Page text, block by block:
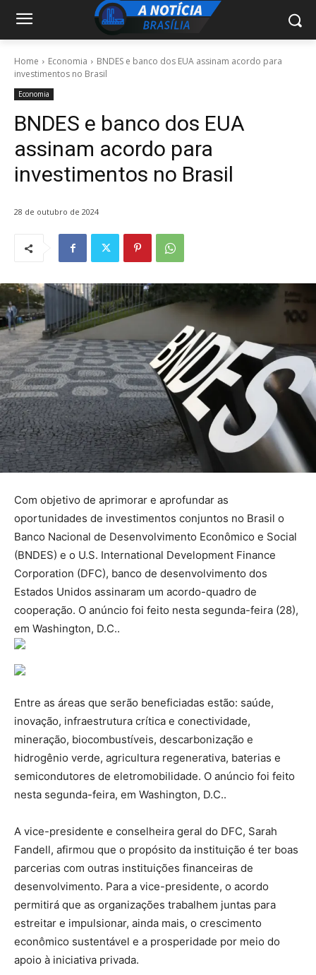
Home Economia
BNDES e banco dos EUA assinam acordo para
investimentos no Brasil
Economia
BNDES e banco dos EUA
assinam acordo para
investimentos no Brasil
28 de outubro de 2024
Com objetivo de aprimorar e aprofundar as
oportunidades de investimentos conjuntos no Brasil o
Banco Nacional de Desenvolvimento Econômico e Social
(BNDES) e o U.S. International Development Finance
Corporation (DFC), banco de desenvolvimento dos
Estados Unidos assinaram um acordo-quadro de
cooperação. O anúncio foi feito nesta segunda-feira (28),
em Washington, D.C..
Entre as áreas que serão beneficiadas estão: saúde,
inovação, infraestrutura crítica e conectividade,
mineração, biocombustíveis, descarbonização e
hidrogênio verde, agricultura regenerativa, baterias e
semicondutores de eletromobilidade. O anúncio foi feito
nesta segunda-feira, em Washington, D.C..
A vice-presidente e conselheira geral do DFC, Sarah
Fandell, afirmou que o propósito da instituição é ter boas
parcerias com outras instituições financeiras de
desenvolvimento. Para a vice-presidente, o acordo
permitirá que as organizações trabalhem juntas para
estreitar e impulsionar, ainda mais, o crescimento
econômico sustentável e a prosperidade por meio do
apoio à iniciativa privada.